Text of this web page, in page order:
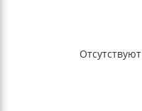
Отсутствуют